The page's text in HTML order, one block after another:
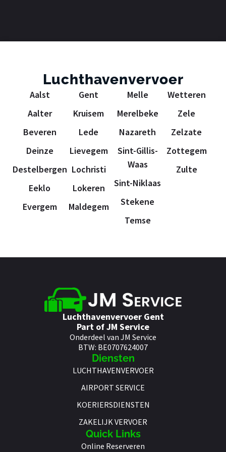
Luchthavenvervoer
Aalst
Aalter
Beveren
Deinze
Destelbergen
Eeklo
Evergem
Gent
Kruisem
Lede
Lievegem
Lochristi
Lokeren
Maldegem
Melle
Merelbeke
Nazareth
Sint-Gillis-
Waas
Sint-Niklaas
Stekene
Temse
Wetteren
Zele
Zelzate
Zottegem
Zulte
Luchthavenvervoer Gent
Part of JM Service
Onderdeel van JM Service
BTW: BE0707624007
Diensten
LUCHTHAVENVERVOER
AIRPORT SERVICE
KOERIERSDIENSTEN
ZAKELIJK VERVOER
Quick Links
Online Reserveren